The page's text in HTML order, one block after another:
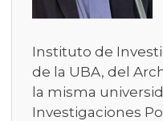
Instituto de
de la UBA, del
la misma
Investigaciones